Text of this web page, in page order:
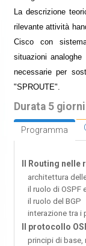
La descrizione
rilevante attività
Cisco con
situazioni
necessarie per
"SPROUTE".
Durata 5 giorni
Programma
Il Routing
architettura
il ruolo di OSPF
il ruolo del BGP
interazione tra i
Il protocollo
principi di base,